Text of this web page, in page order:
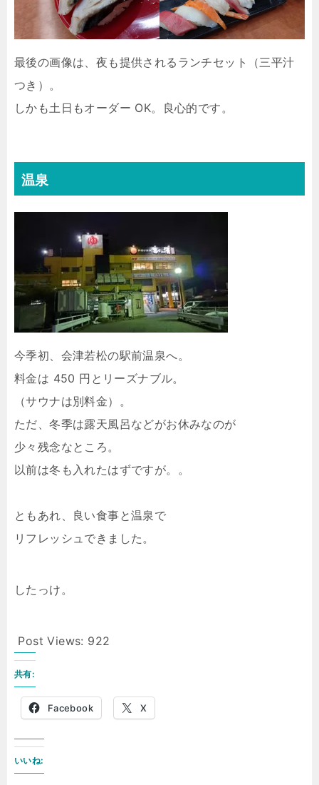
最後の画像は、夜も提供されるランチセット（三平汁
つき）。
しかも土日もオーダー OK。良心的です。
温泉
今季初、会津若松の駅前温泉へ。
料金は 450 円とリーズナブル。
（サウナは別料金）。
ただ、冬季は露天風呂などがお休みなのが
少々残念なところ。
以前は冬も入れたはずですが。。
ともあれ、良い食事と温泉で
リフレッシュできました。
したっけ。
Post Views: 922
共有:
Facebook X
いいね: